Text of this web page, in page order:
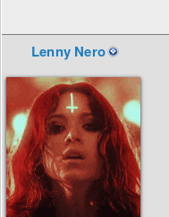
Lenny Nero